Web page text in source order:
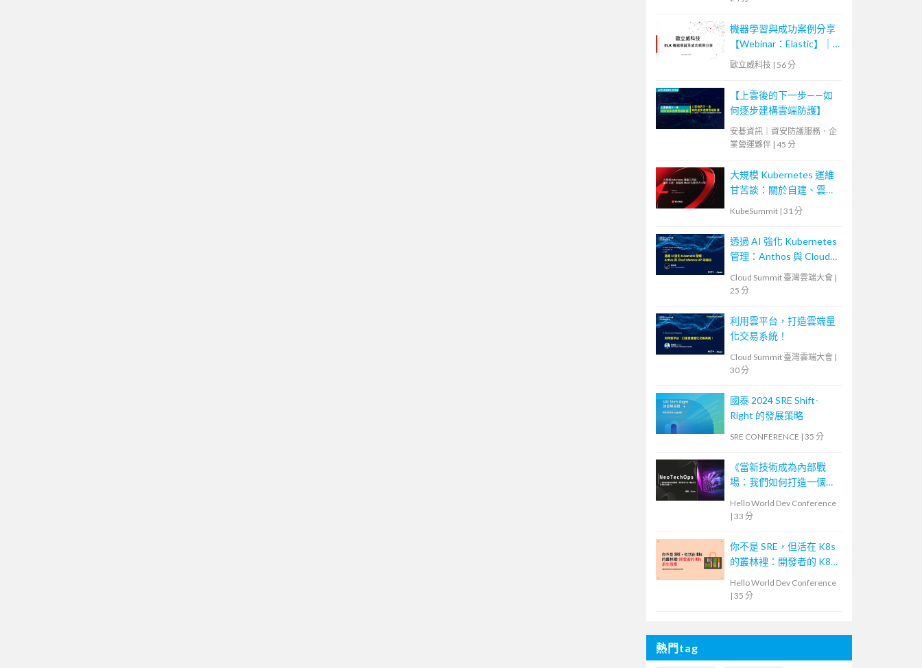
機器學習與成功案例分享
【Webinar：Elastic】｜
歐立威科技
歐立威科技 | 56 分
【上雲後的下一步——如
何逐步建構雲端防護】
安碁資訊｜資安防護服務．企
業營運夥伴 | 45 分
大規模 Kubernetes 運維
甘苦談：關於自建、雲端
和 CI/CD 的那些大小事
KubeSummit | 31 分
透過 AI 強化 Kubernetes
管理：Anthos 與 Cloud
Inference API 的結合
Cloud Summit 臺灣雲端大會 |
25 分
利用雲平台，打造雲端量
化交易系統！
Cloud Summit 臺灣雲端大會 |
30 分
國泰 2024 SRE Shift-
Right 的發展策略
SRE CONFERENCE | 35 分
《當新技術成為內部戰
場：我們如何打造一個能
NeoTech Ops
Hello World Dev Conference
| 33 分
你不是 SRE，但活在 K8s
的叢林裡：開發者的 K8s
Hello World Dev Conference
| 35 分
熱門tag